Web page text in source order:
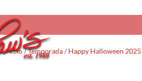
Inicio/Temporada/ Happy Halloween 2025